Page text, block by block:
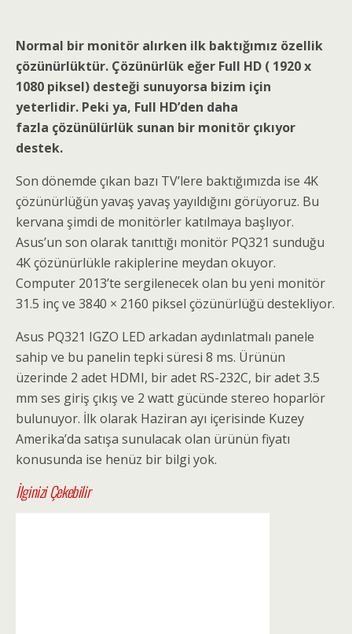
Normal bir monitör alırken ilk baktığımız özellik
çözünürlüktür. Çözünürlük eğer Full HD ( 1920 x
1080 piksel) desteği sunuyorsa bizim için
yeterlidir. Peki ya, Full HD’den daha
fazla çözünülürlük sunan bir monitör çıkıyor
destek.
Son dönemde çıkan bazı TV’lere baktığımızda ise 4K
çözünürlüğün yavaş yavaş yayıldığını görüyoruz. Bu
kervana şimdi de monitörler katılmaya başlıyor.
Asus’un son olarak tanıttığı monitör PQ321 sunduğu
4K çözünürlükle rakiplerine meydan okuyor.
Computer 2013’te sergilenecek olan bu yeni monitör
31.5 inç ve 3840 × 2160 piksel çözünürlüğü destekliyor.
Asus PQ321 IGZO LED arkadan aydınlatmalı panele
sahip ve bu panelin tepki süresi 8 ms. Ürünün
üzerinde 2 adet HDMI, bir adet RS-232C, bir adet 3.5
mm ses giriş çıkış ve 2 watt gücünde stereo hoparlör
bulunuyor. İlk olarak Haziran ayı içerisinde Kuzey
Amerika’da satışa sunulacak olan ürünün fiyatı
konusunda ise henüz bir bilgi yok.
İlginizi Çekebilir